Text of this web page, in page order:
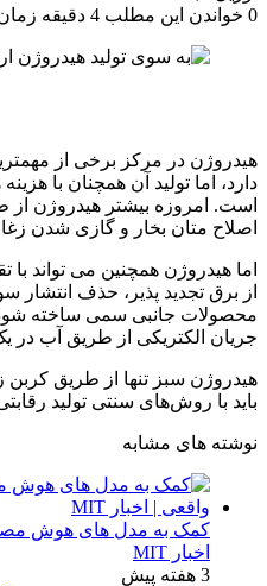
0 خواندن این مطلب 4 دقیقه زمان میبرد
هیدروژن در مرکز برخی از
دارد، اما تولید آن همچنان با
است. امروزه بیشتر هیدروژن از
اصلاح متان بخار و گازی شدن
اما هیدروژن همچنین می تواند
از برق تجدید پذیر، حذف
محصولات جانبی سمی ساخته
جریان الکتریکی از طریق آب در
هیدروژن سبز تنها از طریق
باید با روش‌های سنتی تولید
نوشته های مشابه
کمک به مدل های هوش
اخبار MIT
3 هفته پیش